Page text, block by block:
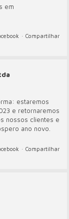
em
· Compartilhar
estaremos
e retornaremos
nossos clientes e
ano novo.
· Compartilhar